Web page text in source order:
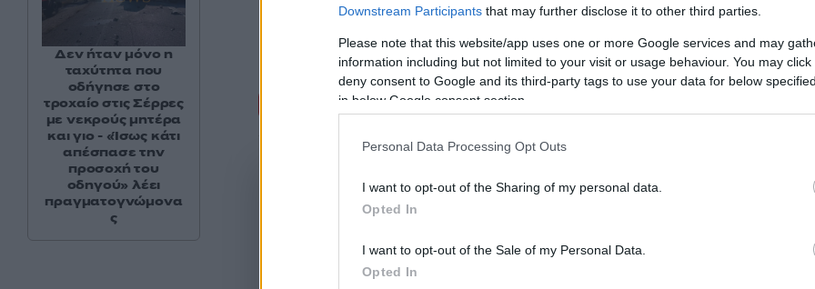
Downstream Participants that may further disclose it to other third parties.
Please note that this website/app uses one or more Google services and may
information including but not limited to your visit or usage behaviour. You may
deny consent to Google and its third-party tags to use your data for below
in below Google consent section.
Personal Data Processing Opt Outs
I want to opt-out of the Sharing of my personal data.
Opted In
I want to opt-out of the Sale of my Personal Data.
Opted In
Σχόλια
Δεν ήταν μόνο η
ταχύτητα που
οδήγησε στο
τροχαίο στις Σέρρες
με νεκρούς μητέρα
και γιο - «Ίσως κάτι
απέσπασε την
προσοχή του
οδηγού» λέει
πραγματογνώμονα
ς